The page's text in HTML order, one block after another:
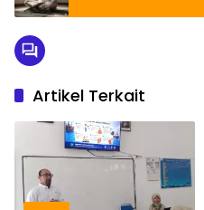
Artikel Terkait